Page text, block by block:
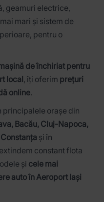
geamuri electrice,
mari și sistem de
pentru o
de închiriat pentru
local, îți oferim prețuri
online.
principalele orașe din
Bacău, Cluj-Napoca,
și în
constant flota
și cele mai
auto în Aeroport Iași